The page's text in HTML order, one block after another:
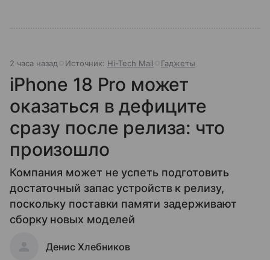
2 часа назад Источник: Hi-Tech Mail Гаджеты
iPhone 18 Pro может
оказаться в дефиците
сразу после релиза: что
произошло
Компания может не успеть подготовить
достаточный запас устройств к релизу,
поскольку поставки памяти задерживают
сборку новых моделей
Денис Хлебников